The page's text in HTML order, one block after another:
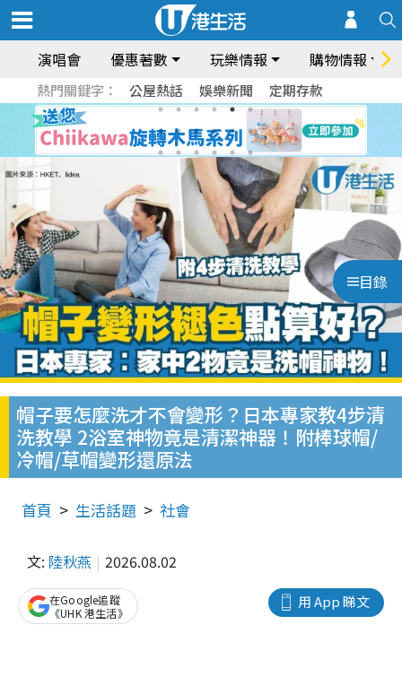
演唱會 優惠著數 玩樂情報 購物情報
熱門關鍵字： 公屋熱話 娛樂新聞 定期存款
目錄
帽子要怎麼洗才不會變形？日本專家教4步清
洗教學 2浴室神物竟是清潔神器！附棒球帽/
冷帽/草帽變形還原法
首頁 生活話題 社會
文: 陸秋燕 2026.08.02
用 App 睇文
在Google追蹤
《UHK 港生活》